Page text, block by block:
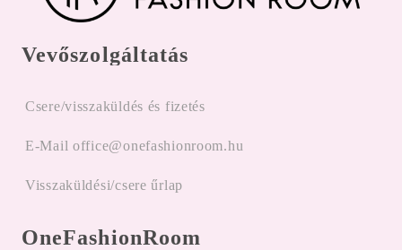
Vevőszolgáltatás
Csere/visszaküldés és fizetés
E-Mail office@onefashionroom.hu
Visszaküldési/csere űrlap
OneFashionRoom